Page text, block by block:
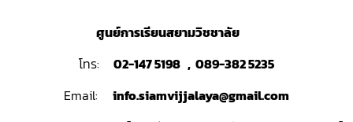
ศูนย์การเรียนสยามวิชชาลัย
โทร:
02-147 5198 , 089-382 5235
Email:
info.siamvijjalaya@gmail.com